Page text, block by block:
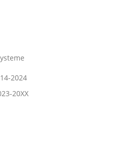
2024
20XX